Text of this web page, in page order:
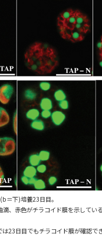
下)培養23日目。
、赤色がチラコイド膜を示してい
23日目でもチラコイド膜が確認でき